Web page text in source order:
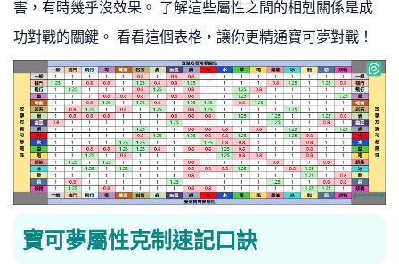
害，有時幾乎沒效果。 了解這些屬性之間的相剋關係是成
功對戰的關鍵。 看看這個表格，讓你更精通寶可夢對戰！
寶可夢屬性克制速記口訣